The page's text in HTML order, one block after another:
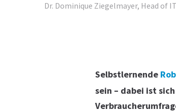
Dr. Dominique Ziegelmayer, Head of
Selbstlernende
sein – dabei ist